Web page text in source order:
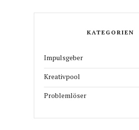
KATEGORIEN
Impulsgeber
Kreativpool
Problemlöser